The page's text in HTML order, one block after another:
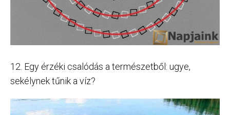
12. Egy érzéki csalódás a természetből: ugye,
sekélynek tűnik a víz?